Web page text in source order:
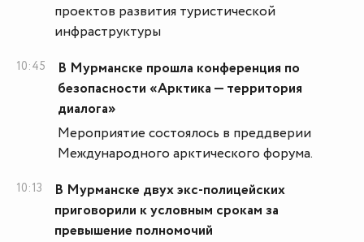
проектов развития туристической
инфраструктуры
10:45
В Мурманске прошла конференция по
безопасности «Арктика — территория
диалога»
Мероприятие состоялось в преддверии
Международного арктического форума.
10:13
В Мурманске двух экс-полицейских
приговорили к условным срокам за
превышение полномочий